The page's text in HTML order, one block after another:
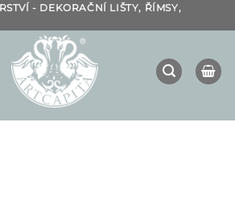
- DEKORAČNÍ LIŠTY, ŘÍMSY,